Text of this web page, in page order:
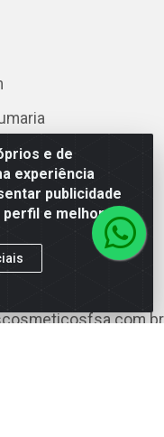
e de
experiência
publicidade
e melhorar a